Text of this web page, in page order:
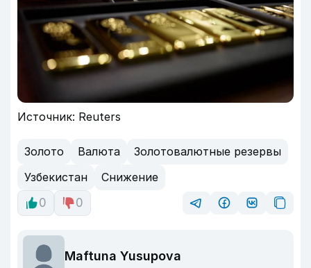
Источник: Reuters
Золото Валюта
Золотовалютные резервы
Узбекистан
Снижение
0
0
Maftuna Yusupova